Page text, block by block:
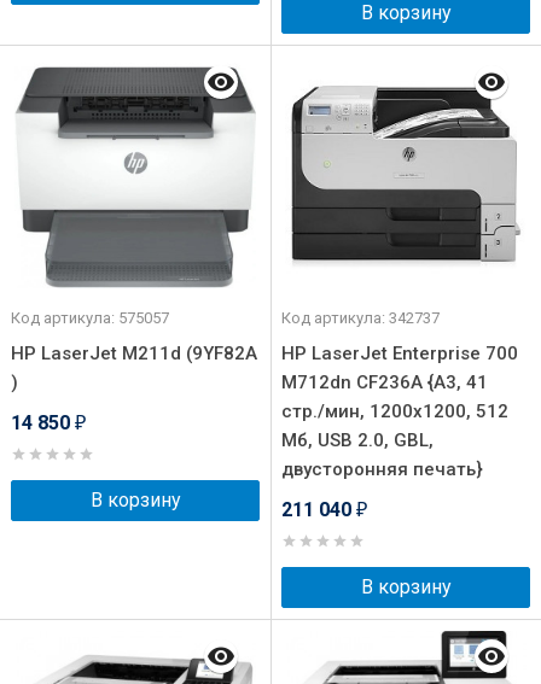
В корзину
Код артикула: 575057
HP LaserJet M211d (9YF82A
)
14 850 ₽
В корзину
Код артикула: 342737
HP LaserJet Enterprise 700
M712dn CF236A {A3, 41
стр./мин, 1200x1200, 512
Мб, USB 2.0, GBL,
двусторонняя печать}
211 040 ₽
В корзину